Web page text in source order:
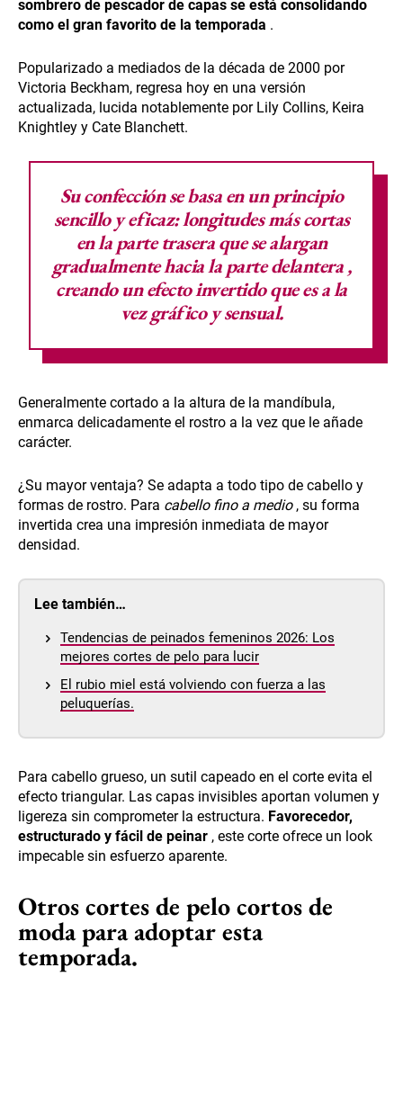
sombrero de pescador de capas se está consolidando
como el gran favorito de la temporada .
Popularizado a mediados de la década de 2000 por
Victoria Beckham, regresa hoy en una versión
actualizada, lucida notablemente por Lily Collins, Keira
Knightley y Cate Blanchett.
Su confección se basa en un principio
sencillo y eficaz:longitudes más cortas
en la parte trasera que se alargan
gradualmente hacia la parte delantera,
creando un efecto invertido que es a la
vez gráfico y sensual.
Generalmente cortado a la altura de la mandíbula,
enmarca delicadamente el rostro a la vez que le añade
carácter.
¿Su mayor ventaja? Se adapta a todo tipo de cabello y
formas de rostro. Para cabello fino a medio, su forma
invertida crea una impresión inmediata de mayor
densidad.
Lee también…
Tendencias de peinados femeninos 2026: Los
mejores cortes de pelo para lucir
El rubio miel está volviendo con fuerza a las
peluquerías.
Para cabello grueso, un sutil capeado en el corte evita el
efecto triangular. Las capas invisibles aportan volumen y
ligereza sin comprometer la estructura. Favorecedor,
estructurado y fácil de peinar , este corte ofrece un look
impecable sin esfuerzo aparente.
Otros cortes de pelo cortos de
moda para adoptar esta
temporada.